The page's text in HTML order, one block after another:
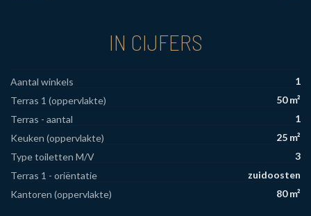
IN CIJFERS
Aantal winkels
1
Terras 1 (oppervlakte)
50 m²
Terras - aantal
1
Keuken (oppervlakte)
25 m²
Type toiletten M/V
3
Terras 1 - oriëntatie
zuidoosten
Kantoren (oppervlakte)
80 m²